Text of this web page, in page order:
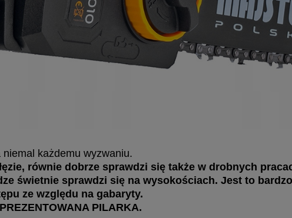
każdemu wyzwaniu.
równie dobrze sprawdzi się także w drobnych
świetnie sprawdzi się na wysokościach. Jest to
ze względu na gabaryty.
PILARKA.